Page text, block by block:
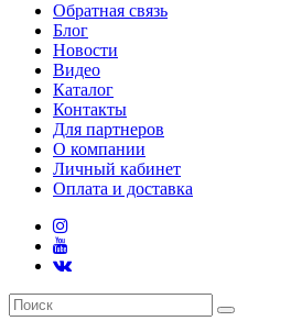
Обратная связь
Блог
Новости
Видео
Каталог
Контакты
Для партнеров
О компании
Личный кабинет
Оплата и доставка